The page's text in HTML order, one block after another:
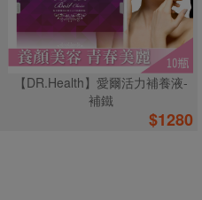
【DR.Health】愛爾活力補養液-
補鐵
$1280